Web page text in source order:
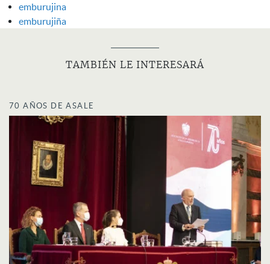
emburujina
emburujiña
TAMBIÉN LE INTERESARÁ
70 AÑOS DE ASALE